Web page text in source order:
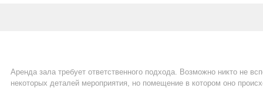
Аренда зала требует ответственного подхода. Возможно никто не
некоторых деталей мероприятия, но помещение в котором оно